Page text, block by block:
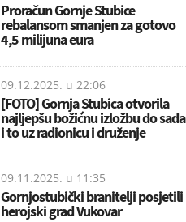
Proračun Gornje Stubice
rebalansom smanjen za gotovo
4,5 milijuna eura
09.12.2025. u 22:06
[FOTO] Gornja Stubica otvorila
najljepšu božićnu izložbu do sada
i to uz radionicu i druženje
09.11.2025. u 11:35
Gornjostubički branitelji posjetili
herojski grad Vukovar